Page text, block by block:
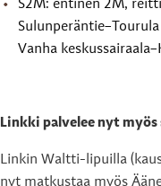
S2M: entinen 2M,
Vanha
Linkki palvelee nyt
Linkin Waltti-lipuilla
nyt matkustaa myös